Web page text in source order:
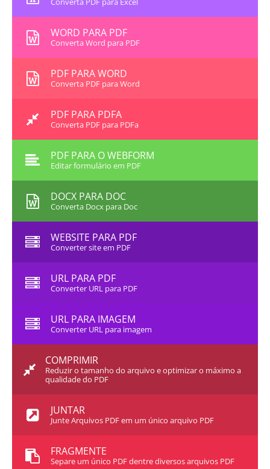
WORD PARA PDF
Converta Word para PDF
PDF PARA WORD
Converta PDF para Word
PDF PARA PDFA
Converta PDF para PDFa
PDF PARA O WEBFORM
Editar formulário em PDF
DOCX PARA DOC
Converta Docx para Doc
WEBSITE PARA PDF
Converter site em PDF
URL PARA PDF
Converter URL para PDF
URL PARA IMAGEM
Converter URL para imagem
COMPRIMIR
Reduzir o tamanho do arquivo e optimizar o máximo a
qualidade do PDF
JUNTAR
Junte Arquivos PDF em um único arquivo PDF
FRAGMENTE
Separe um único PDF dentre diversos arquivos PDF